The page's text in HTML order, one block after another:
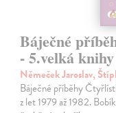
Báječné
- 5.velká knihy
Němeček Jaroslav,
Báječné příběhy
z let 1979 až 1982.